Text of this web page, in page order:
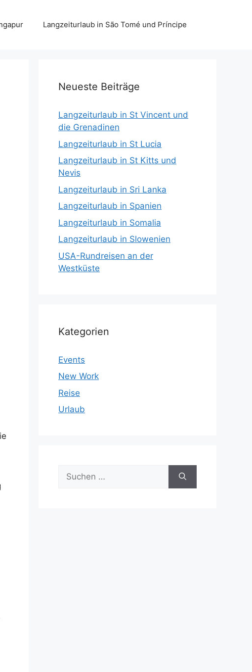
Langzeiturlaub in São Tomé und Príncipe
Neueste Beiträge
Langzeiturlaub in St Vincent und
die Grenadinen
Langzeiturlaub in St Lucia
Langzeiturlaub in St Kitts und
Nevis
Langzeiturlaub in Sri Lanka
Langzeiturlaub in Spanien
Langzeiturlaub in Somalia
Langzeiturlaub in Slowenien
USA-Rundreisen an der
Westküste
Kategorien
Events
New Work
Reise
Urlaub
Suchen
nach: